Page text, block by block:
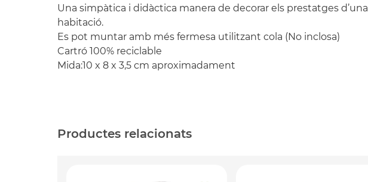
Una simpàtica i didàctica manera de decorar els prestatges d’una
habitació.
Es pot muntar amb més fermesa utilitzant cola (No inclosa)
Cartró 100% reciclable
Mida:10 x 8 x 3,5 cm aproximadament
Productes relacionats